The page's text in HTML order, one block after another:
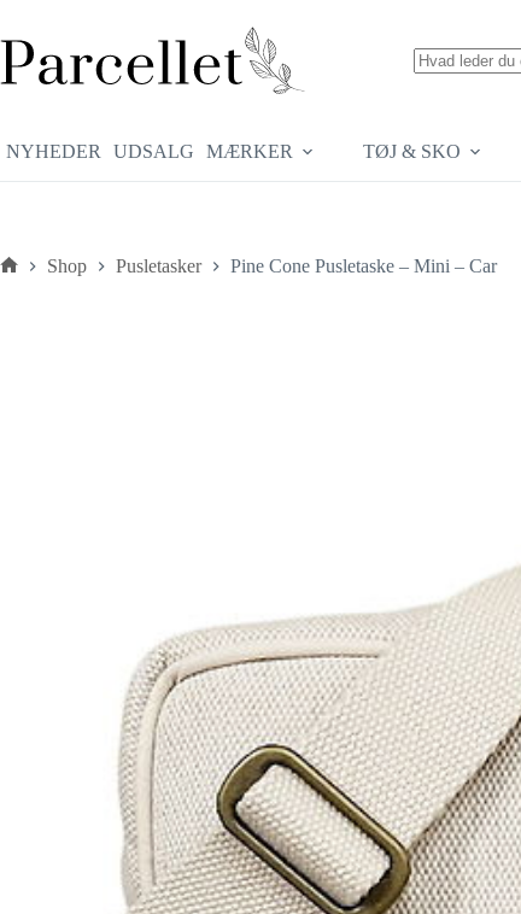
indhold
NYHEDER UDSALG MÆRKER TØJ & SKO
Shop Pusletasker Pine Cone Pusletaske – Mini – Car